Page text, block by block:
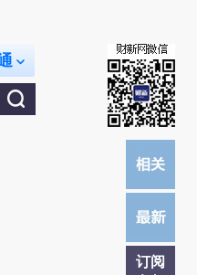
订阅